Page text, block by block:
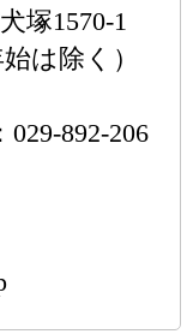
塚1570-1
は除く）
892-206